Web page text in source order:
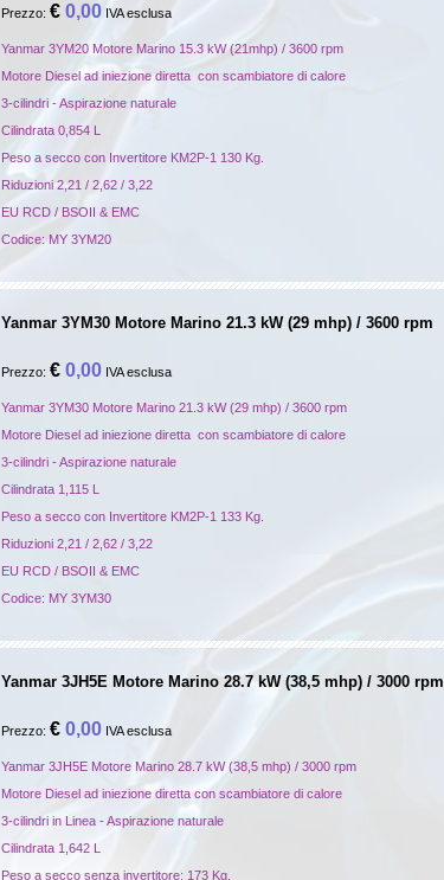
Prezzo: € 0,00 IVA esclusa
Yanmar 3YM20 Motore Marino 15.3 kW (21mhp) / 3600 rpm
Motore Diesel ad iniezione diretta con scambiatore di calore
3-cilindri - Aspirazione naturale
Cilindrata 0,854 L
Peso a secco con Invertitore KM2P-1 130 Kg.
Riduzioni 2,21 / 2,62 / 3,22
EU RCD / BSOII & EMC
Codice: MY 3YM20
Yanmar 3YM30 Motore Marino 21.3 kW (29 mhp) / 3600 rpm
Prezzo: € 0,00 IVA esclusa
Yanmar 3YM30 Motore Marino 21.3 kW (29 mhp) / 3600 rpm
Motore Diesel ad iniezione diretta con scambiatore di calore
3-cilindri - Aspirazione naturale
Cilindrata 1,115 L
Peso a secco con Invertitore KM2P-1 133 Kg.
Riduzioni 2,21 / 2,62 / 3,22
EU RCD / BSOII & EMC
Codice: MY 3YM30
Yanmar 3JH5E Motore Marino 28.7 kW (38,5 mhp) / 3000 rpm
Prezzo: € 0,00 IVA esclusa
Yanmar 3JH5E Motore Marino 28.7 kW (38,5 mhp) / 3000 rpm
Motore Diesel ad iniezione diretta con scambiatore di calore
3-cilindri in Linea - Aspirazione naturale
Cilindrata 1,642 L
Peso a secco senza invertitore: 173 Kg.